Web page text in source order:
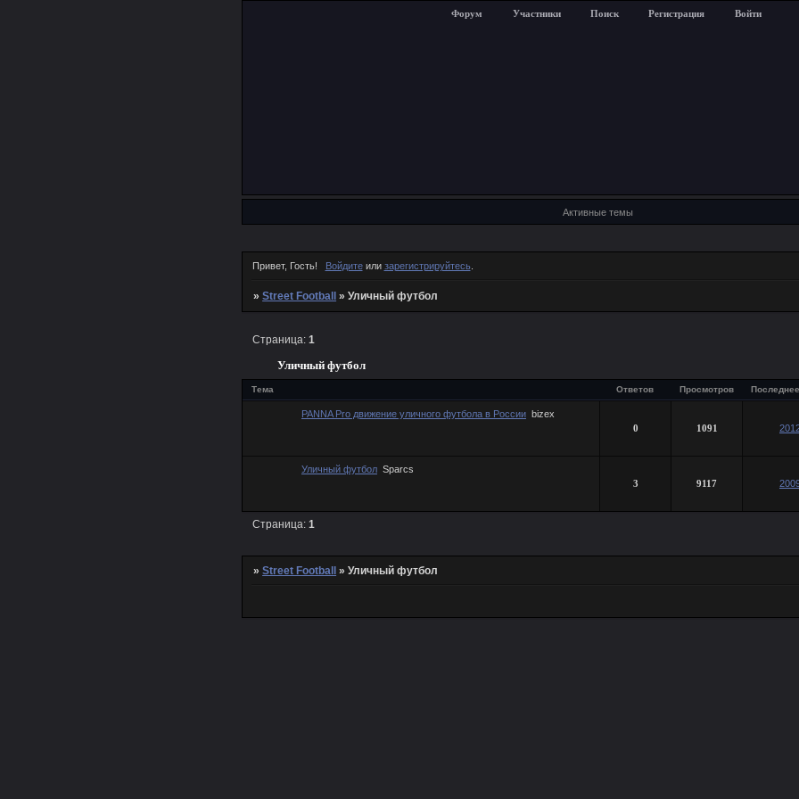
Форум Участники Поиск Регистрация Войти
Активные темы
Привет, Гость! Войдитеили зарегистрируйтесь.
»Street Football »Уличный футбол
Уличный футбол
Страница:1
Тема Ответов Просмотров
PANNA Pro движение уличного футбола в России bizex
0
1091
Уличный футбол Sparcs
3
9117
Страница:1
»Street Football »Уличный футбол